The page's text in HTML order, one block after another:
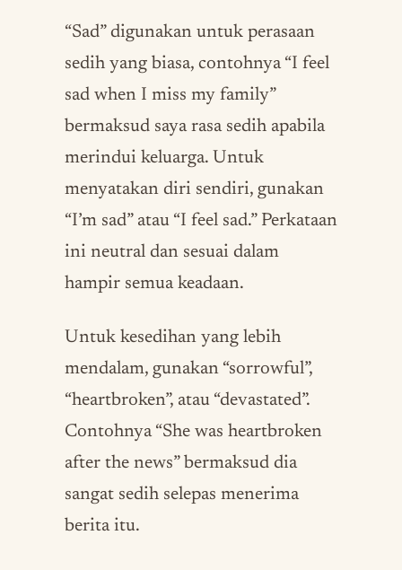
“Sad” digunakan untuk perasaan
sedih yang biasa, contohnya “I feel
sad when I miss my family”
bermaksud saya rasa sedih apabila
merindui keluarga. Untuk
menyatakan diri sendiri, gunakan
“I’m sad” atau “I feel sad.” Perkataan
ini neutral dan sesuai dalam
hampir semua keadaan.
Untuk kesedihan yang lebih
mendalam, gunakan “sorrowful”,
“heartbroken”, atau “devastated”.
Contohnya “She was heartbroken
after the news” bermaksud dia
sangat sedih selepas menerima
berita itu.